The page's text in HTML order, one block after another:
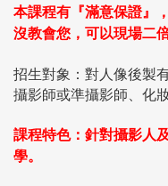
本課程有『滿意保證』
沒教會您，可以現場二倍
招生對象：對人像後製
攝影師或準攝影師、化
課程特色：針對攝影人
學。